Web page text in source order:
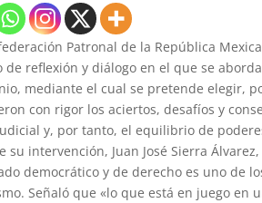
Patronal de la República
de reflexión y diálogo en el que se
mediante el cual se pretende elegir,
con rigor los aciertos, desafíos y
y, por tanto, el equilibrio de
su intervención, Juan José Sierra
democrático y de derecho es uno de
Señaló que «lo que está en juego